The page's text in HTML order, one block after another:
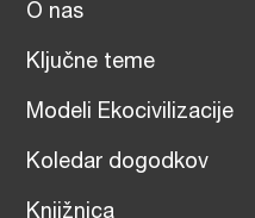
O nas
Ključne teme
Modeli Ekocivilizacije
Koledar dogodkov
Knjižnica